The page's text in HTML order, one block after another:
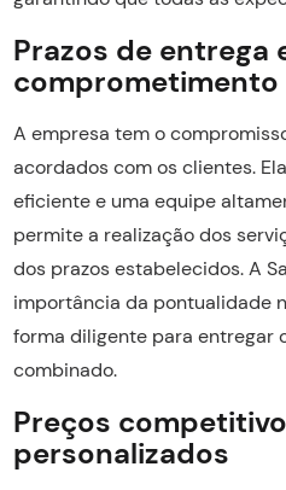
Prazos de entrega
comprometimento
A empresa tem o
acordados com os clientes.
eficiente e uma equipe
permite a realização dos
dos prazos estabelecidos. A
importância da pontualidade
forma diligente para entregar
combinado.
Preços
personalizados